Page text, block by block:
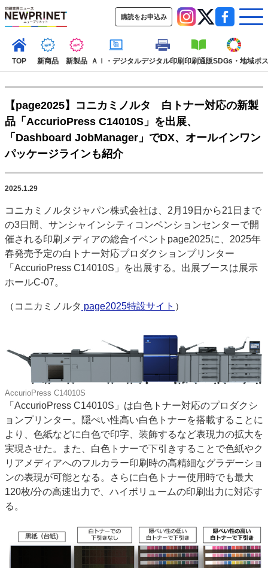
購読をお申込み
TOP 新商品 新製品 ＡＩ・デジタルデジタル印刷印刷通販SDGs・地域ポ
インデックス
TOP
新着記事 特集記事
動画コンテンツ
コレクション
新商品
ビジネス イベント 信用情報
業界
市場・統計
人事・移転・異動・訃報
特集記事カテゴリー一覧
2022 見える化・MIS特集
特集・デジタル印刷 アイデアで勝負！ ～多様なビジネス・多彩な商材～
発刊案内
JFPI印刷用語集 印刷機材年鑑
会社案内
購読・購入申し込み
サイトポリシー
お問い合わせ
【page2025】コニカミノルタ 白トナー対応の新製
品「AccurioPress C14010S」を出展、
「Dashboard JobManager」でDX、オールインワン
パッケージラインも紹介
2025.1.29
コニカミノルタジャパン株式会社は、2月19日から21日まで
の3日間、サンシャインシティコンベンションセンターで開
催される印刷メディアの総合イベントpage2025に、2025年
春発売予定の白トナー対応プロダクションプリンター
「AccurioPress C14010S」を出展する。出展ブースは展示
ホールC-07。
（コニカミノルタ page2025特設サイト ）
AccurioPress C14010S
「AccurioPress C14010S」は白色トナー対応のプロダクシ
ョンプリンター。隠ぺい性高い白色トナーを搭載することに
より、色紙などに白色で印字、装飾するなど表現力の拡大を
実現させた。また、白色トナーで下引きすることで色紙やク
リアメディアへのフルカラー印刷時の高精細なグラデーショ
ンの表現が可能となる。さらに白色トナー使用時でも最大
120枚/分の高速出力で、ハイボリュームの印刷出力に対応す
る。